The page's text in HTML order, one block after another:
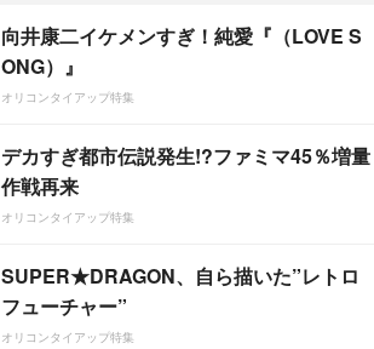
向井康二イケメンすぎ！純愛『（LOVE S
ONG）』
オリコンタイアップ特集
デカすぎ都市伝説発生!?ファミマ45％増量
作戦再来
オリコンタイアップ特集
SUPER★DRAGON、自ら描いた”レトロ
フューチャー”
オリコンタイアップ特集